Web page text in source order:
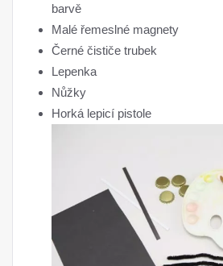
barvě
Malé řemeslné magnety
Černé čističe trubek
Lepenka
Nůžky
Horká lepicí pistole